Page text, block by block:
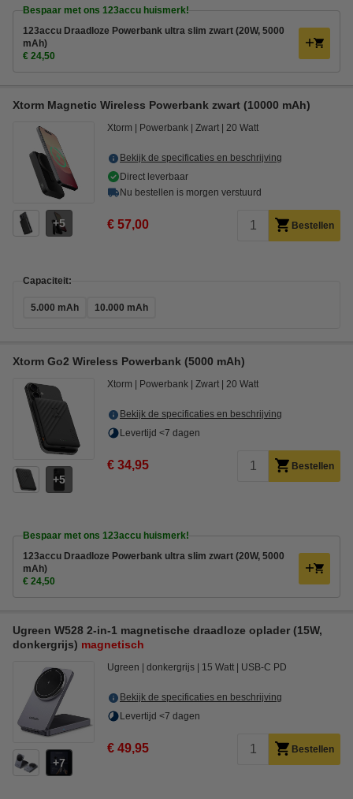
Bespaar met ons 123accu huismerk!
123accu Draadloze Powerbank ultra slim zwart (20W, 5000
mAh)
€ 24,50
Xtorm Magnetic Wireless Powerbank zwart (10000 mAh)
5
Xtorm Powerbank Zwart 20 Watt
Bekijk de specificaties en beschrijving
Direct leverbaar
Nu bestellen is morgen verstuurd
€ 57,00 Bestellen
Capaciteit:
5.000 mAh 10.000 mAh
Xtorm Go2 Wireless Powerbank (5000 mAh)
5
Xtorm Powerbank Zwart 20 Watt
Bekijk de specificaties en beschrijving
Levertijd <7 dagen
€ 34,95 Bestellen
Bespaar met ons 123accu huismerk!
123accu Draadloze Powerbank ultra slim zwart (20W, 5000
mAh)
€ 24,50
Ugreen W528 2-in-1 magnetische draadloze oplader (15W,
donkergrijs) magnetisch
7
Ugreen donkergrijs 15 Watt USB-C PD
Bekijk de specificaties en beschrijving
Levertijd <7 dagen
€ 49,95 Bestellen